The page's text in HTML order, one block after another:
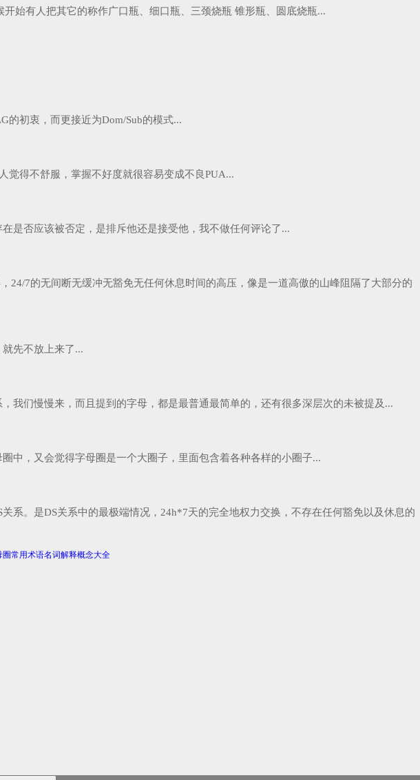
始有人把其它的称作广口瓶、细口瓶、三颈烧瓶 锥形瓶、圆底烧瓶...
的初衷，而更接近为Dom/Sub的模式...
觉得不舒服，掌握不好度就很容易变成不良PUA...
是否应该被否定，是排斥他还是接受他，我不做任何评论了...
24/7的无间断无缓冲无豁免无任何休息时间的高压，像是一道高傲的山峰阻隔了大部分的
先不放上来了...
我们慢慢来，而且提到的字母，都是最普通最简单的，还有很多深层次的未被提及...
中，又会觉得字母圈是一个大圈子，里面包含着各种各样的小圈子...
系。是DS关系中的最极端情况，24h*7天的完全地权力交换，不存在任何豁免以及休息的
圈常用术语名词解释概念大全